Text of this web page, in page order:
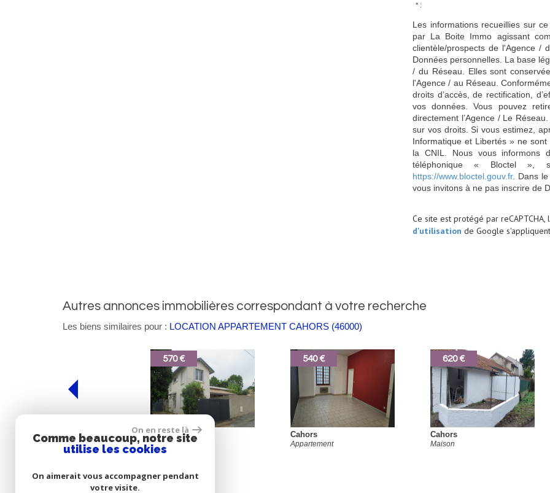
* :
Les informations recueillies sur
par La Boite Immo agissant
clientèle/prospects de l'Agence /
Données personnelles. La base
/ du Réseau. Elles sont
l'Agence / au Réseau.
droits d’accès, de rectification,
vos données. Vous pouvez
directement l’Agence / Le
sur vos droits. Si vous estimez,
Informatique et Libertés » ne
la CNIL. Nous vous informons
téléphonique « Bloctel »,
https://www.bloctel.gouv.fr. Dans
vous invitons à ne pas inscrire de
Ce site est protégé par reCAPTCHA,
d'utilisation de Google
autres annonces immobilières correspondant à votre recherche
Les biens similaires pour : LOCATION APPARTEMENT CAHORS (46000)
570 €
Cahors
Maison
540 €
Cahors
Appartement
620 €
Cahors
Maison
On en reste là
Comme beaucoup, notre site
utilise les cookies
On aimerait vous accompagner pendant
votre visite.